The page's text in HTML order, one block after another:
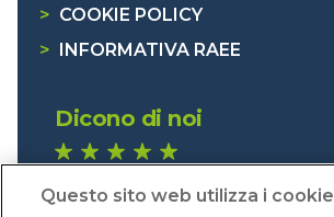
> COOKIE POLICY
>
INFORMATIVA RAEE
Dicono di noi
Eccellente (4,8)
Questo sito web utilizza i cookie